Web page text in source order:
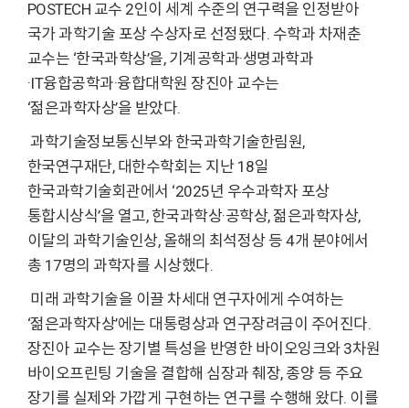
POSTECH 교수 2인이 세계 수준의 연구력을 인정받아
국가 과학기술 포상 수상자로 선정됐다. 수학과 차재춘
교수는 ‘한국과학상’을, 기계공학과·생명과학과
·IT융합공학과·융합대학원 장진아 교수는
‘젊은과학자상’을 받았다.
과학기술정보통신부와 한국과학기술한림원,
한국연구재단, 대한수학회는 지난 18일
한국과학기술회관에서 ‘2025년 우수과학자 포상
통합시상식’을 열고, 한국과학상·공학상, 젊은과학자상,
이달의 과학기술인상, 올해의 최석정상 등 4개 분야에서
총 17명의 과학자를 시상했다.
미래 과학기술을 이끌 차세대 연구자에게 수여하는
‘젊은과학자상’에는 대통령상과 연구장려금이 주어진다.
장진아 교수는 장기별 특성을 반영한 바이오잉크와 3차원
바이오프린팅 기술을 결합해 심장과 췌장, 종양 등 주요
장기를 실제와 가깝게 구현하는 연구를 수행해 왔다. 이를